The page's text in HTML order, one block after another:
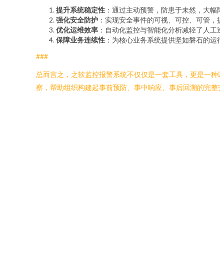
提升系统稳定性 ：通过主动预警，防患于未然，大幅
强化安全防护 ：实现安全事件的可视、可控、可管
优化运维效率 ：自动化监控与智能化分析减轻了人
保障业务连续性 ：为核心业务系统提供坚如磐石的
###
总而言之，之软监控报警系统不仅仅是一套工具，更是一
察，帮助组织构建起事前预防、事中响应、事后回溯的完